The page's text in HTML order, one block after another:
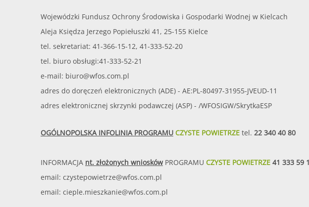
Wojewódzki Fundusz Ochrony Środowiska i Gospodarki Wodnej w Kielcach
Aleja Księdza Jerzego Popiełuszki 41, 25-155 Kielce
tel. sekretariat: 41-366-15-12, 41-333-52-20
tel. biuro obsługi:41-333-52-21
e-mail: biuro@wfos.com.pl
adres do doręczeń elektronicznych (ADE) - AE:PL-80497-31955-JVEUD-11
adres elektronicznej skrzynki podawczej (ASP) - /WFOSIGW/SkrytkaESP
OGÓLNOPOLSKA INFOLINIA PROGRAMU CZYSTE POWIETRZE tel. 22 340 40 80
INFORMACJA nt. złożonych wniosków PROGRAMU CZYSTE POWIETRZE 41 333 59
email: czystepowietrze@wfos.com.pl
email: cieple.mieszkanie@wfos.com.pl